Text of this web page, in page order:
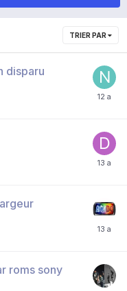
TRIER PAR
disparu
roms sony